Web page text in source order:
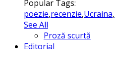
Popular Tags:
poezie,recenzie,Ucraina,
See All
Proză scurtă
Editorial